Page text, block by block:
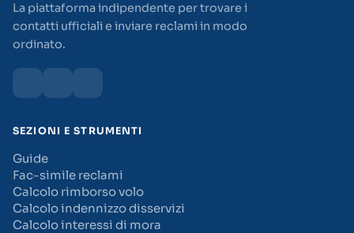
La piattaforma indipendente per trovare i
contatti ufficiali e inviare reclami in modo
ordinato.
SEZIONI E STRUMENTI
Guide
Fac-simile reclami
Calcolo rimborso volo
Calcolo indennizzo disservizi
Calcolo interessi di mora